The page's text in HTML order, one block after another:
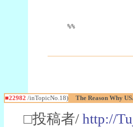
%%
■22982 /inTopicNo.18) The Reason Why
□投稿者/ http://